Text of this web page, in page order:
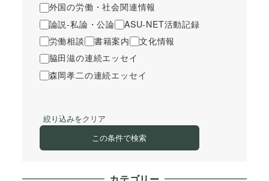
外国の労働・社会関連情報
論説-私論・公論
ASU-NET活動記録
労働相談
書籍案内
文化情報
脇田滋の連続エッセイ
森岡孝二の連続エッセイ
絞り込みをクリア
この条件で検索